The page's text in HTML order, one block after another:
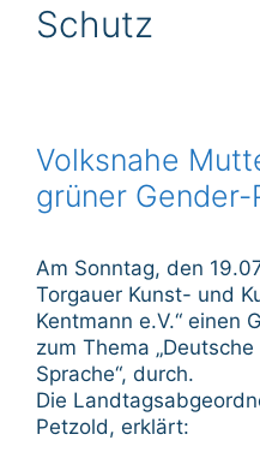
Schutz
Volksnahe
grüner Gender-
Am Sonntag, den
Torgauer Kunst- und
Kentmann e.V.“ einen
zum Thema
Sprache“, durch.
Die
Petzold, erklärt: